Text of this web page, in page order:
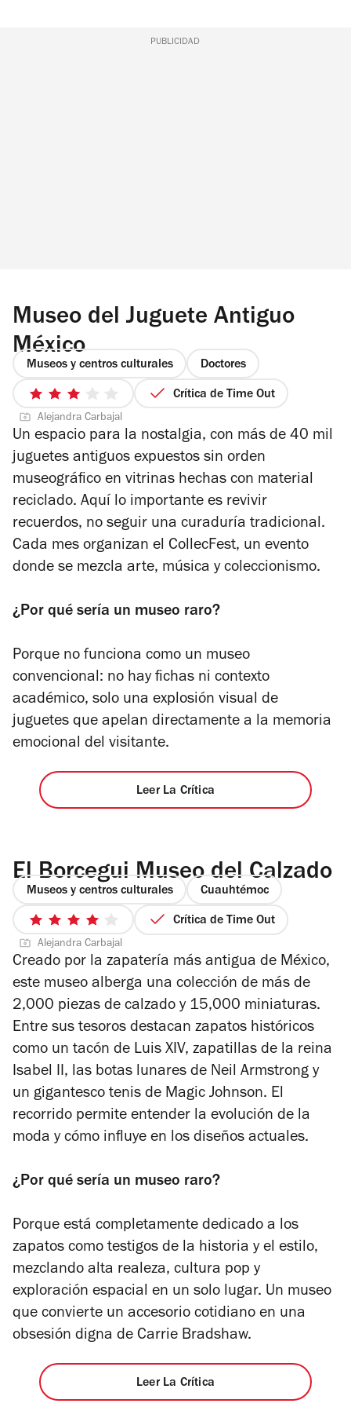
PUBLICIDAD
Museo del Juguete Antiguo
México
Museos y centros culturales Doctores
3
de
5
estrellas
Crítica de Time Out
Alejandra Carbajal
Un espacio para la nostalgia, con más de 40 mil
juguetes antiguos expuestos sin orden
museográfico en vitrinas hechas con material
reciclado. Aquí lo importante es revivir
recuerdos, no seguir una curaduría tradicional.
Cada mes organizan el CollecFest, un evento
donde se mezcla arte, música y coleccionismo.
¿Por qué sería un museo raro?
Porque no funciona como un museo
convencional: no hay fichas ni contexto
académico, solo una explosión visual de
juguetes que apelan directamente a la memoria
emocional del visitante.
Leer La Crítica
El Borcegui Museo del Calzado
Museos y centros culturales Cuauhtémoc
4
de
5
estrellas
Crítica de Time Out
Alejandra Carbajal
Creado por la zapatería más antigua de México,
este museo alberga una colección de más de
2,000 piezas de calzado y 15,000 miniaturas.
Entre sus tesoros destacan zapatos históricos
como un tacón de Luis XIV, zapatillas de la reina
Isabel II, las botas lunares de Neil Armstrong y
un gigantesco tenis de Magic Johnson. El
recorrido permite entender la evolución de la
moda y cómo influye en los diseños actuales.
¿Por qué sería un museo raro?
Porque está completamente dedicado a los
zapatos como testigos de la historia y el estilo,
mezclando alta realeza, cultura pop y
exploración espacial en un solo lugar. Un museo
que convierte un accesorio cotidiano en una
obsesión digna de Carrie Bradshaw.
Leer La Crítica